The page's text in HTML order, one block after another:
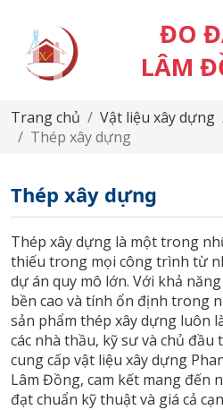
ĐO
LÂM
Trang chủ Vật liệu xây dựng
Thép xây dựng
Thép xây dựng
Thép xây dựng là một trong
thiếu trong mọi công trình từ
dự án quy mô lớn. Với khả
bền cao và tính ổn định trong
sản phẩm thép xây dựng luôn
các nhà thầu, kỹ sư và chủ đầu
cung cấp vật liệu xây dựng
Lâm Đồng, cam kết mang đến
đạt chuẩn kỹ thuật và giá cả